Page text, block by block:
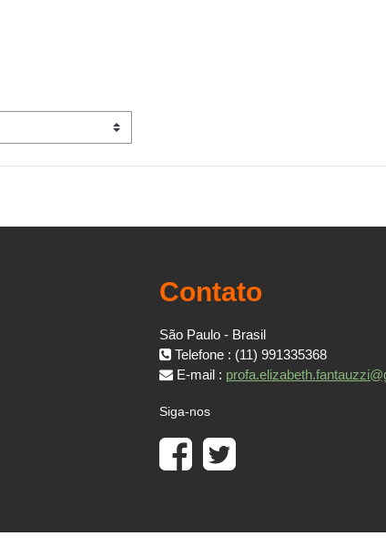
Contato
São Paulo - Brasil
Telefone : (11) 991335368
E-mail :
Siga-nos